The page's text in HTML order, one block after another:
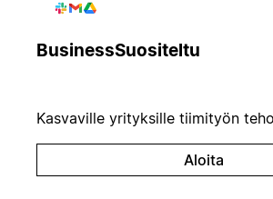
BusinessSuositeltu
Kasvaville yrityksille tiimityön
Aloita